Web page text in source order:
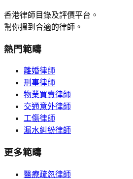
香港律師目錄及評價平台。
幫你搵到合適的律師。
熱門範疇
離婚律師
刑事律師
物業買賣律師
交通意外律師
工傷律師
漏水糾紛律師
更多範疇
醫療疏忽律師